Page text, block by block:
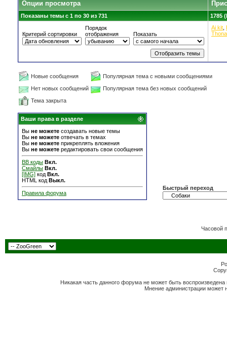
Опции просмотра
Показаны темы с 1 по 30 из 731 1785
Критерий сортировки
Порядок
отображения
Показать
Ai kit
Новые сообщения
Популярная тема с новыми сообщениями
Нет новых сообщений
Популярная тема без новых сообщений
Тема закрыта
Ваши права в разделе
Вы не можете создавать новые темы
Вы не можете отвечать в темах
Вы не можете прикреплять вложения
Вы не можете редактировать свои сообщения
BB коды Вкл.
Смайлы Вкл.
[IMG] код Вкл.
HTML код Выкл.
Правила форума
Быстрый переход
Часовой
Никакая часть данного форума не может быть
Мнение администрации может